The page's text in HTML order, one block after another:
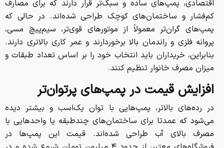
اقتصادی، پمپ‌های ساده و سبک‌تر قرار دارند که برای مصارف
کم‌فشار و ساختمان‌های کوچک طراحی شده‌اند. در حالی که
پمپ‌های گران‌تر معمولاً از موتورهای قوی‌تر، سیم‌پیچ مسی،
پروانه فلزی و راندمان بالا برخوردارند و عمر کاری بالاتری دارند.
بنابراین، خریداران باید انتخاب خود را بر اساس تعداد طبقات و
میزان مصرف خانوار تنظیم کنند.
افزایش قیمت در پمپ‌های پرتوان‌تر
در رده‌های بالاتر، پمپ‌هایی با توان یک‌اسب و بیشتر دیده
می‌شود که عمدتا برای ساختمان‌های چندطبقه یا واحدهایی با
مصرف بالای آب طراحی شده‌اند. قیمت این پمپ‌ها در